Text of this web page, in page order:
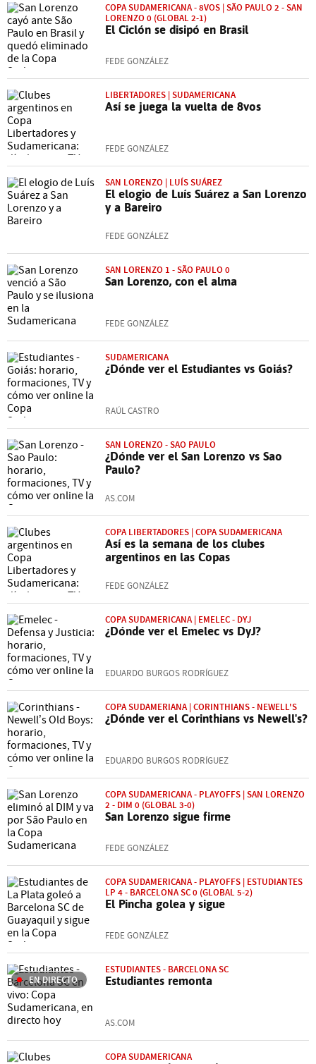
COPA SUDAMERICANA - 8VOS | SÃO PAULO 2 - SAN
LORENZO 0 (GLOBAL 2-1)
El Ciclón se disipó en Brasil
FEDE GONZÁLEZ
LIBERTADORES | SUDAMERICANA
Así se juega la vuelta de 8vos
FEDE GONZÁLEZ
SAN LORENZO | LUÍS SUÁREZ
El elogio de Luís Suárez a San Lorenzo
y a Bareiro
FEDE GONZÁLEZ
SAN LORENZO 1 - SÃO PAULO 0
San Lorenzo, con el alma
FEDE GONZÁLEZ
SUDAMERICANA
¿Dónde ver el Estudiantes vs Goiás?
RAÚL CASTRO
SAN LORENZO - SAO PAULO
¿Dónde ver el San Lorenzo vs Sao
Paulo?
AS.COM
COPA LIBERTADORES | COPA SUDAMERICANA
Así es la semana de los clubes
argentinos en las Copas
FEDE GONZÁLEZ
COPA SUDAMERICANA | EMELEC - DYJ
¿Dónde ver el Emelec vs DyJ?
EDUARDO BURGOS RODRÍGUEZ
COPA SUDAMERIANA | CORINTHIANS - NEWELL'S
¿Dónde ver el Corinthians vs Newell's?
EDUARDO BURGOS RODRÍGUEZ
COPA SUDAMERICANA - PLAYOFFS | SAN LORENZO
2 - DIM 0 (GLOBAL 3-0)
San Lorenzo sigue firme
FEDE GONZÁLEZ
COPA SUDAMERICANA - PLAYOFFS | ESTUDIANTES
LP 4 - BARCELONA SC 0 (GLOBAL 5-2)
El Pincha golea y sigue
FEDE GONZÁLEZ
EN DIRECTO
ESTUDIANTES - BARCELONA SC
Estudiantes remonta
AS.COM
COPA SUDAMERICANA